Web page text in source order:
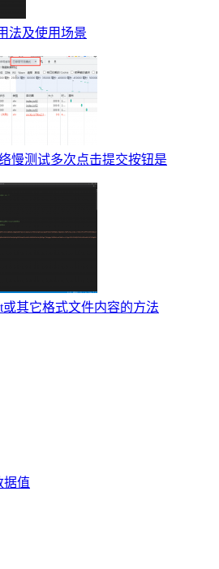
法及使用场景
慢测试多次点击提交按钮是
或其它格式文件内容的方法
据值